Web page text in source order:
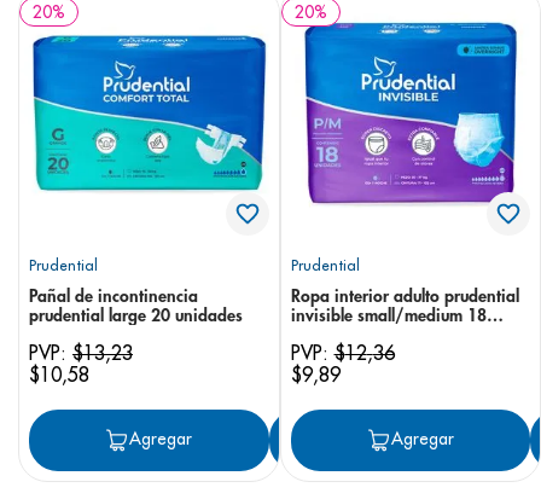
20%
Prudential
Pañal de incontinencia
prudential large 20 unidades
PVP: $13,23
$10,58
Agregar Agregar
20%
Prudential
Ropa interior adulto prudential
invisible small/medium 18
PVP:$12,36
$9,89
Agregar